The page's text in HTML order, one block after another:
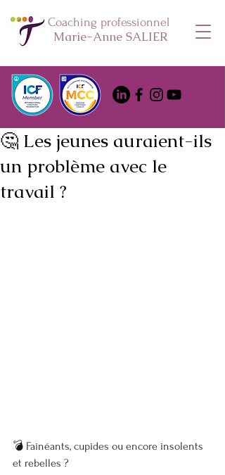
Coaching professionnel
Marie-Anne SALIER
🤔 Les jeunes auraient-ils
un problème avec le
travail ?
💣 Fainéants, cupides ou encore insolents
et rebelles ?